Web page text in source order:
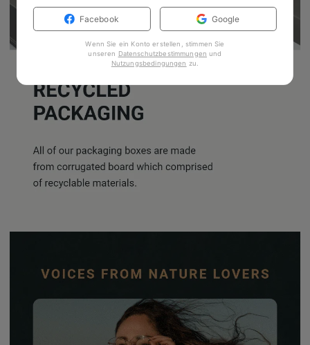
Facebook Google
Wenn Sie ein Konto erstellen, stimmen Sie
unseren Datenschutzbestimmungen und
Nutzungsbedingungen zu.